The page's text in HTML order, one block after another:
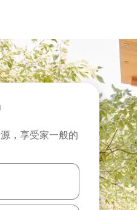
，享受家一般的
看，或通过点击或滑动手势浏览。